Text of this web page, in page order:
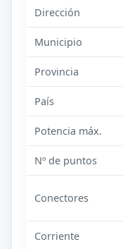
Dirección
Municipio
Provincia
País
Potencia máx.
Nº de puntos
Conectores
Corriente